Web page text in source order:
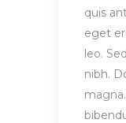
quis
eget
leo.
nibh.